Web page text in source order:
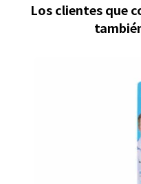
Los clientes que